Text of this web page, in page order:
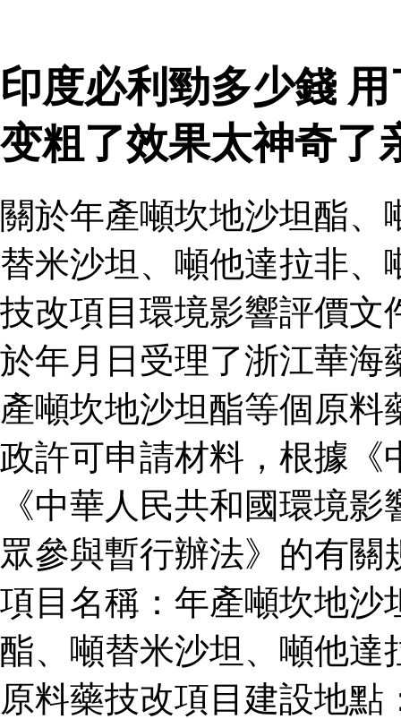
印度必利勁多少錢
变粗了效果太神奇了
關於年產噸坎地沙坦酯
替米沙坦、噸他達拉非
技改項目環境影響評價文
於年月日受理了浙江華海
產噸坎地沙坦酯等個原
政許可申請材料，根據《
《中華人民共和國環境
眾參與暫行辦法》的有
項目名稱：年產噸坎地沙
酯、噸替米沙坦、噸他達
原料藥技改項目建設地